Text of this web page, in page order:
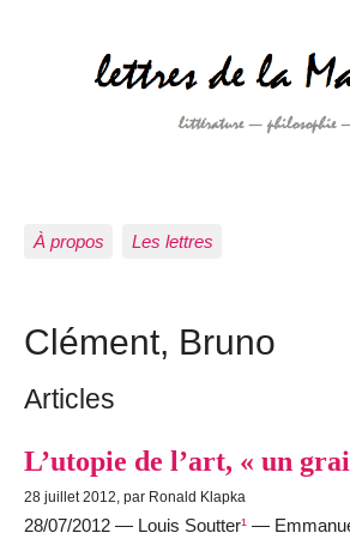
À propos Les lettres
Clément, Bruno
Articles
L’utopie de l’art, « un
28 juillet 2012, par Ronald Klapka
28/07/2012 — Louis Soutter¹ —